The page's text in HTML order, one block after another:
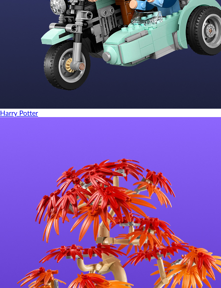
Harry Potter